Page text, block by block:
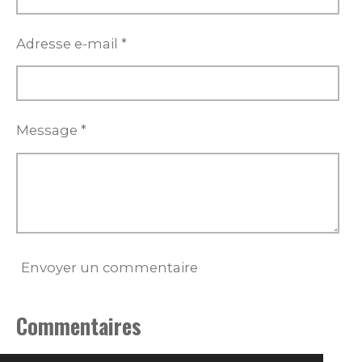
Adresse e-mail *
Message *
Envoyer un commentaire
Commentaires